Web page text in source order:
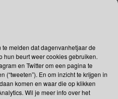
melden dat dagenvanhetjaar de
hun beurt weer cookies gebruiken.
en Twitter om een pagina te
(“tweeten”). En om inzicht te krijgen in
komen en waar die op klikken
Wil je meer info over het
gekozen omdat in het
kocht de Franse regering
proces (daguerreotypie
door de Fransman
Louis
foto (1826) komt op naam van
Niépce.